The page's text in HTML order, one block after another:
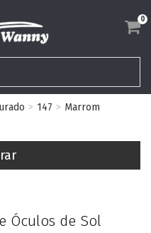
0
147
Marrom
Óculos de Sol